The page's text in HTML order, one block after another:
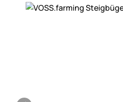
Produktgalerie